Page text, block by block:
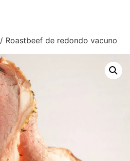
/ Roastbeef de redondo vacuno